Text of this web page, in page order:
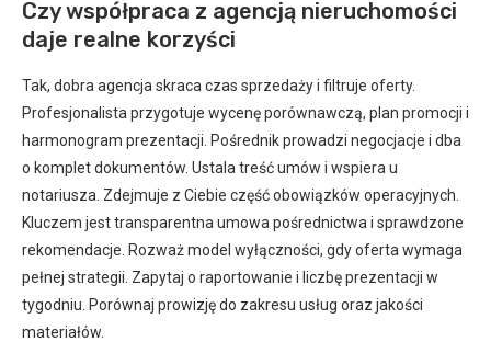
Czy współpraca z agencją nieruchomości
daje realne korzyści
Tak, dobra agencja skraca czas sprzedaży i filtruje oferty.
Profesjonalista przygotuje wycenę porównawczą, plan promocji i
harmonogram prezentacji. Pośrednik prowadzi negocjacje i dba
o komplet dokumentów. Ustala treść umów i wspiera u
notariusza. Zdejmuje z Ciebie część obowiązków operacyjnych.
Kluczem jest transparentna umowa pośrednictwa i sprawdzone
rekomendacje. Rozważ model wyłączności, gdy oferta wymaga
pełnej strategii. Zapytaj o raportowanie i liczbę prezentacji w
tygodniu. Porównaj prowizję do zakresu usług oraz jakości
materiałów.